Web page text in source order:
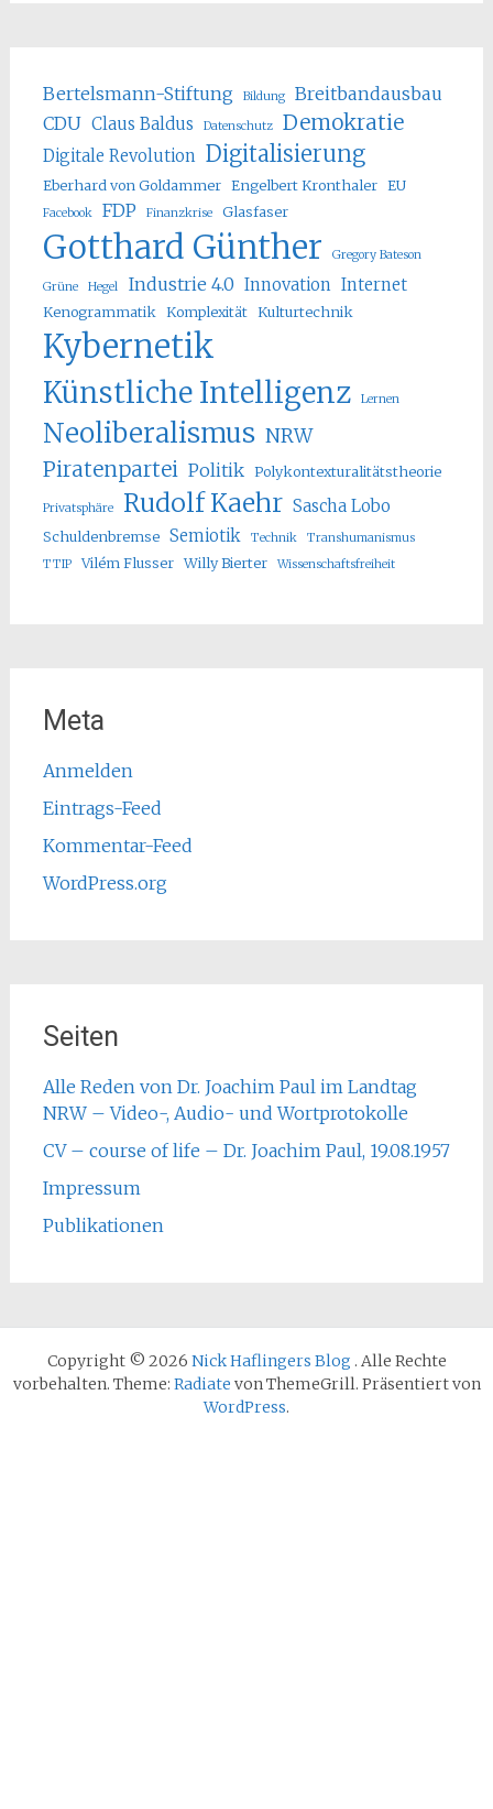
Bertelsmann-Stiftung Bildung
Breitbandausbau
CDU Claus Baldus Datenschutz Demokratie
Digitale Revolution Digitalisierung
Eberhard von Goldammer Engelbert Kronthaler EU
Facebook FDP Finanzkrise Glasfaser
Gotthard Günther Gregory Bateson
Grüne Hegel Industrie 4.0 Innovation Internet
Kenogrammatik Komplexität Kulturtechnik
Kybernetik
Künstliche Intelligenz Lernen
Neoliberalismus NRW
Piratenpartei Politik Polykontexturalitätstheorie
Privatsphäre Rudolf Kaehr Sascha Lobo
Schuldenbremse Semiotik Technik
Transhumanismus
TTIP
Vilém Flusser Willy Bierter Wissenschaftsfreiheit
Meta
Anmelden
Eintrags-Feed
Kommentar-Feed
WordPress.org
Seiten
Alle Reden von Dr. Joachim Paul im Landtag
NRW – Video-, Audio- und Wortprotokolle
CV – course of life – Dr. Joachim Paul, 19.08.1957
Impressum
Publikationen
Copyright © 2026 Nick Haflingers Blog . Alle Rechte
vorbehalten. Theme: Radiate von ThemeGrill. Präsentiert von
WordPress.